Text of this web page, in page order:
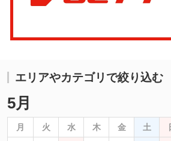
エリアやカテゴリで絞り込む
5月
月 火 水 木 金 土